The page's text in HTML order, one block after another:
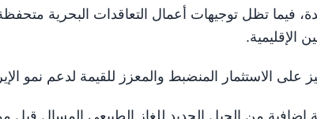
فيما تظل توجيهات أعمال التعاقدات البحرية
الإقليمية.
على الاستثمار المنضبط والمعزز للقيمة لدعم نمو